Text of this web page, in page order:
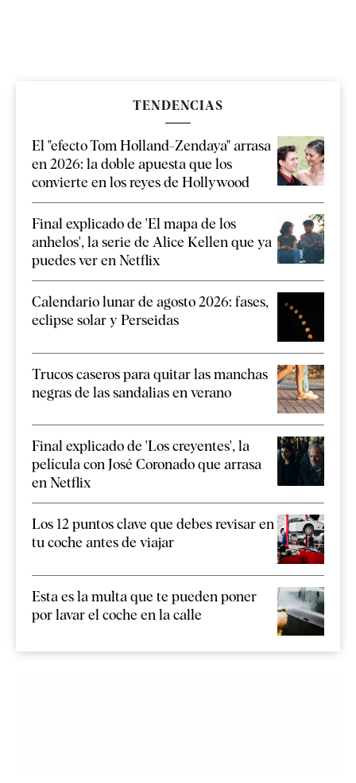
TENDENCIAS
El "efecto Tom Holland-Zendaya" arrasa
en 2026: la doble apuesta que los
convierte en los reyes de Hollywood
Final explicado de 'El mapa de los
anhelos', la serie de Alice Kellen que ya
puedes ver en Netflix
Calendario lunar de agosto 2026: fases,
eclipse solar y Perseidas
Trucos caseros para quitar las manchas
negras de las sandalias en verano
Final explicado de 'Los creyentes', la
película con José Coronado que arrasa
en Netflix
Los 12 puntos clave que debes revisar en
tu coche antes de viajar
Esta es la multa que te pueden poner
por lavar el coche en la calle